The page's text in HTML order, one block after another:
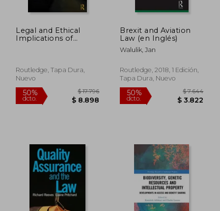
40% $ 4.580 50%
Legal and Ethical
Implications of
Routledge, Tapa Dura,
Nuevo
Brexit and Aviation
Law (en Inglés)
Walulik, Jan
Routledge, 2018, 1 Edición,
Tapa Dura, Nuevo